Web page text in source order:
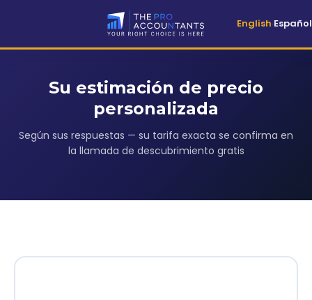
English·Español
Su estimación de precio
personalizada
Según sus respuestas — su tarifa exacta se confirma en
la llamada de descubrimiento gratis